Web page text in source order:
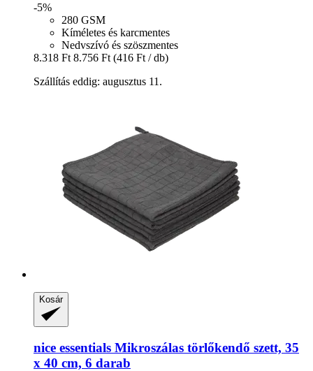
-5%
280 GSM
Kíméletes és karcmentes
Nedvszívó és szöszmentes
8.318 Ft 8.756 Ft (416 Ft / db)
Szállítás eddig: augusztus 11.
Kosár
nice essentials Mikroszálas törlőkendő szett, 35
x 40 cm, 6 darab